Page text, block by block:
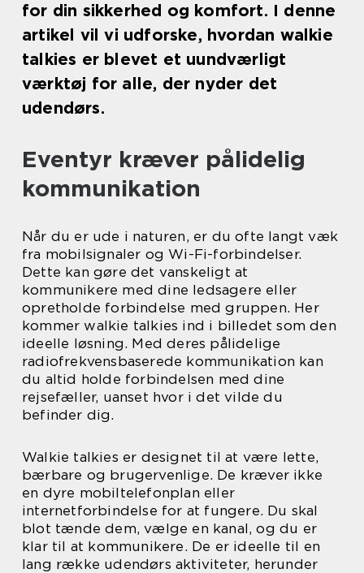
for din sikkerhed og komfort. I denne
artikel vil vi udforske, hvordan walkie
talkies er blevet et uundværligt
værktøj for alle, der nyder det
udendørs.
Eventyr kræver pålidelig
kommunikation
Når du er ude i naturen, er du ofte langt væk
fra mobilsignaler og Wi-Fi-forbindelser.
Dette kan gøre det vanskeligt at
kommunikere med dine ledsagere eller
opretholde forbindelse med gruppen. Her
kommer walkie talkies ind i billedet som den
ideelle løsning. Med deres pålidelige
radiofrekvensbaserede kommunikation kan
du altid holde forbindelsen med dine
rejsefæller, uanset hvor i det vilde du
befinder dig.
Walkie talkies er designet til at være lette,
bærbare og brugervenlige. De kræver ikke
en dyre mobiltelefonplan eller
internetforbindelse for at fungere. Du skal
blot tænde dem, vælge en kanal, og du er
klar til at kommunikere. De er ideelle til en
lang række udendørs aktiviteter, herunder